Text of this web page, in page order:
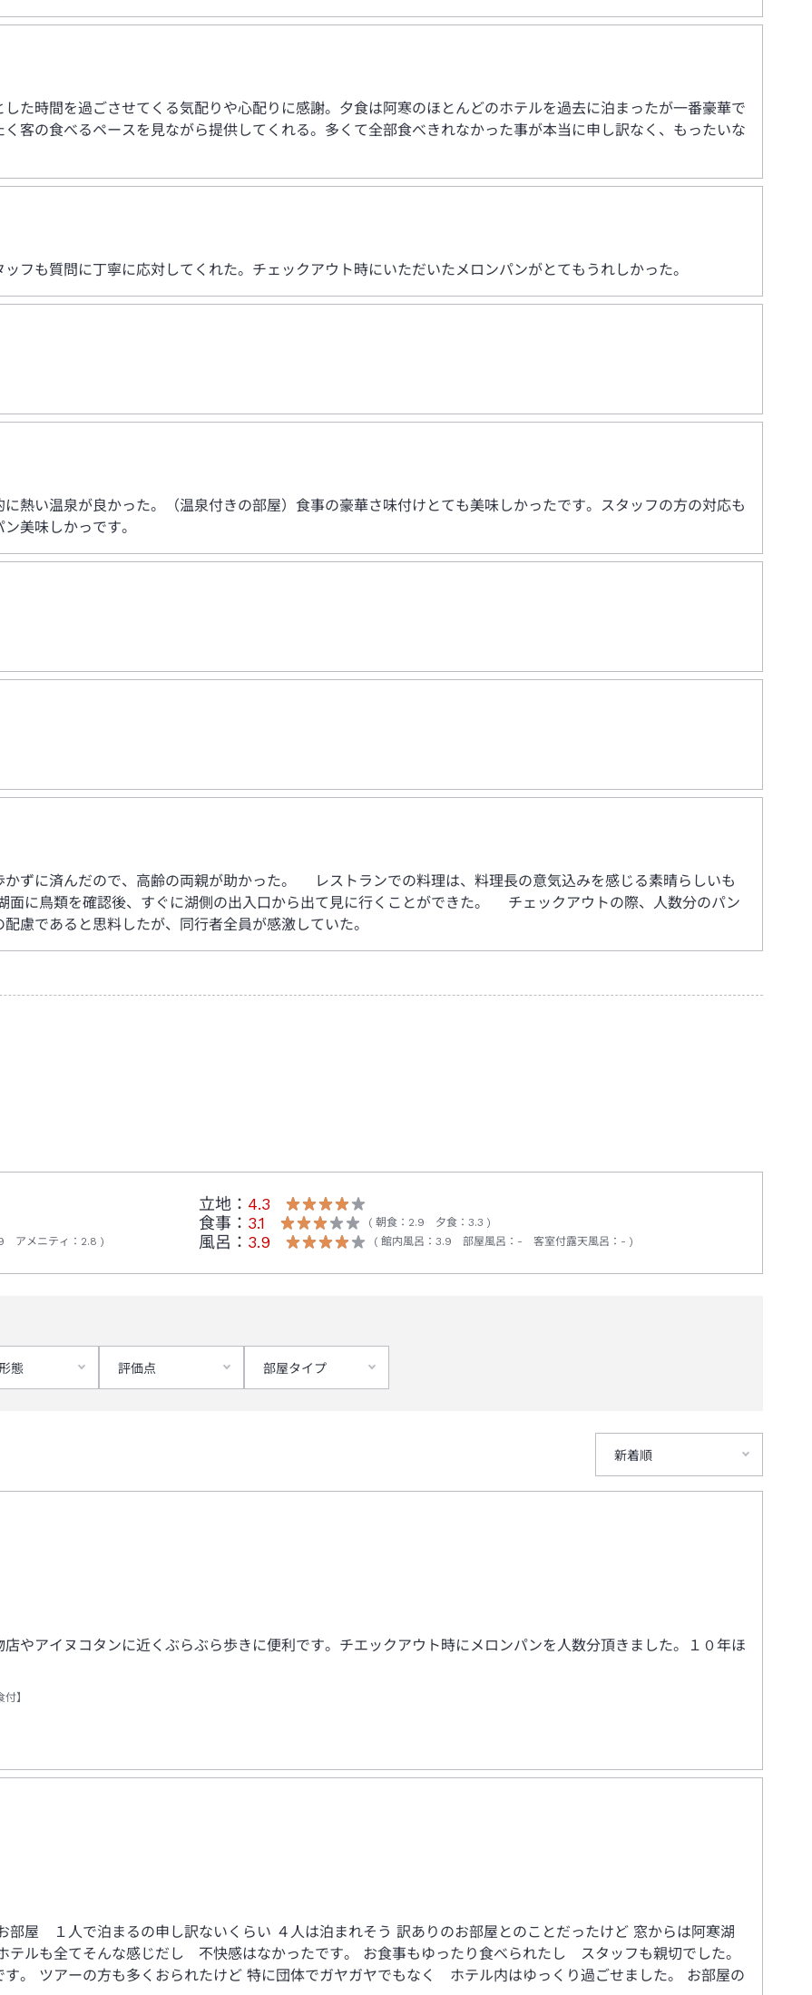
た時間を過ごさせてくる気配りや心配りに感謝。夕食は阿寒のほとんどのホテルを過去に泊まったが一番豪華で
客の食べるペースを見ながら提供してくれる。多くて全部食べきれなかった事が本当に申し訳なく、もったいな
フも質問に丁寧に応対してくれた。チェックアウト時にいただいたメロンパンがとてもうれしかった。
熱い温泉が良かった。（温泉付きの部屋）食事の豪華さ味付けとても美味しかったです。スタッフの方の対応も
美味しかっです。
ずに済んだので、高齢の両親が助かった。 レストランでの料理は、料理長の意気込みを感じる素晴らしいも
に鳥類を確認後、すぐに湖側の出入口から出て見に行くことができた。 チェックアウトの際、人数分のパン
慮であると思料したが、同行者全員が感激していた。
立地： 4.3
食事： 3.1 朝食 ： 2.9 夕食 ： 3.3
アメニティ ： 2.8 風呂： 3.9 館内風呂 ： 3.9 部屋風呂 ： - 客室付露天風呂 ： -
態 評価点 部屋タイプ
新着順
やアイヌコタンに近くぶらぶら歩きに便利です。チエックアウト時にメロンパンを人数分頂きました。１０年ほ
】
部屋 １人で泊まるの申し訳ないくらい ４人は泊まれそう 訳ありのお部屋とのことだったけど 窓からは阿寒湖
ルも全てそんな感じだし 不快感はなかったです。 お食事もゆったり食べられたし スタッフも親切でした。
。 ツアーの方も多くおられたけど 特に団体でガヤガヤでもなく ホテル内はゆっくり過ごせました。 お部屋の